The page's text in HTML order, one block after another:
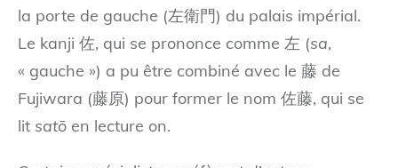
la porte de gauche (左衛門) du palais impérial.
Le kanji 佐, qui se prononce comme 左 (sa,
« gauche ») a pu être combiné avec le 藤 de
Fujiwara (藤原) pour former le nom 佐藤, qui se
lit satō en lecture on.